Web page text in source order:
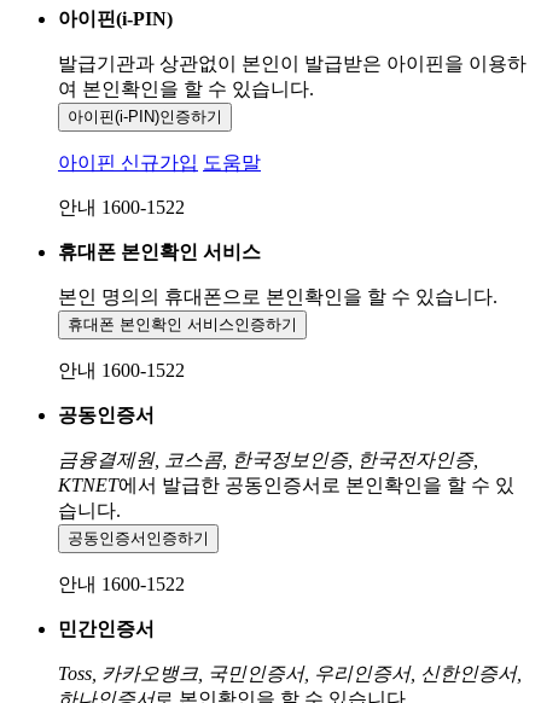
아이핀(i-PIN)
발급기관과 상관없이 본인이 발급받은 아이핀을 이용하
여 본인확인을 할 수 있습니다.
아이핀(i-PIN)인증하기
아이핀 신규가입 도움말
안내 1600-1522
휴대폰 본인확인 서비스
본인 명의의 휴대폰으로 본인확인을 할 수 있습니다.
휴대폰 본인확인 서비스인증하기
안내 1600-1522
공동인증서
금융결제원, 코스콤, 한국정보인증, 한국전자인증,
KTNET에서 발급한 공동인증서로 본인확인을 할 수 있
습니다.
공동인증서 인증하기
안내 1600-1522
민간인증서
Toss, 카카오뱅크, 국민인증서, 우리인증서, 신한인증서,